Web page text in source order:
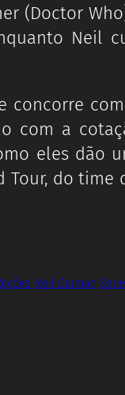
(Doctor
Neil
concorre
com a
eles dão
do time
Neil Gaiman